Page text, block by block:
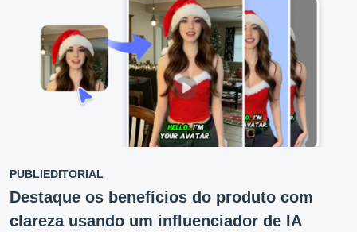
PUBLIEDITORIAL
Destaque os benefícios do produto com
clareza usando um influenciador de IA